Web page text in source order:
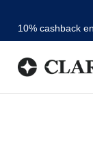
10% cashback